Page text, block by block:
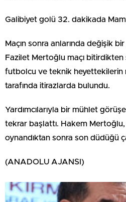
Galibiyet golü 32. dakikada
Maçın sonra anlarında değişik
Fazilet Mertoğlu maçı bitirdikten
futbolcu ve teknik heyettekilerin
tarafında itirazlarda bulundu.
Yardımcılarıyla bir mühlet
tekrar başlattı. Hakem
oynandıktan sonra son düdüğü
(ANADOLU AJANSI)